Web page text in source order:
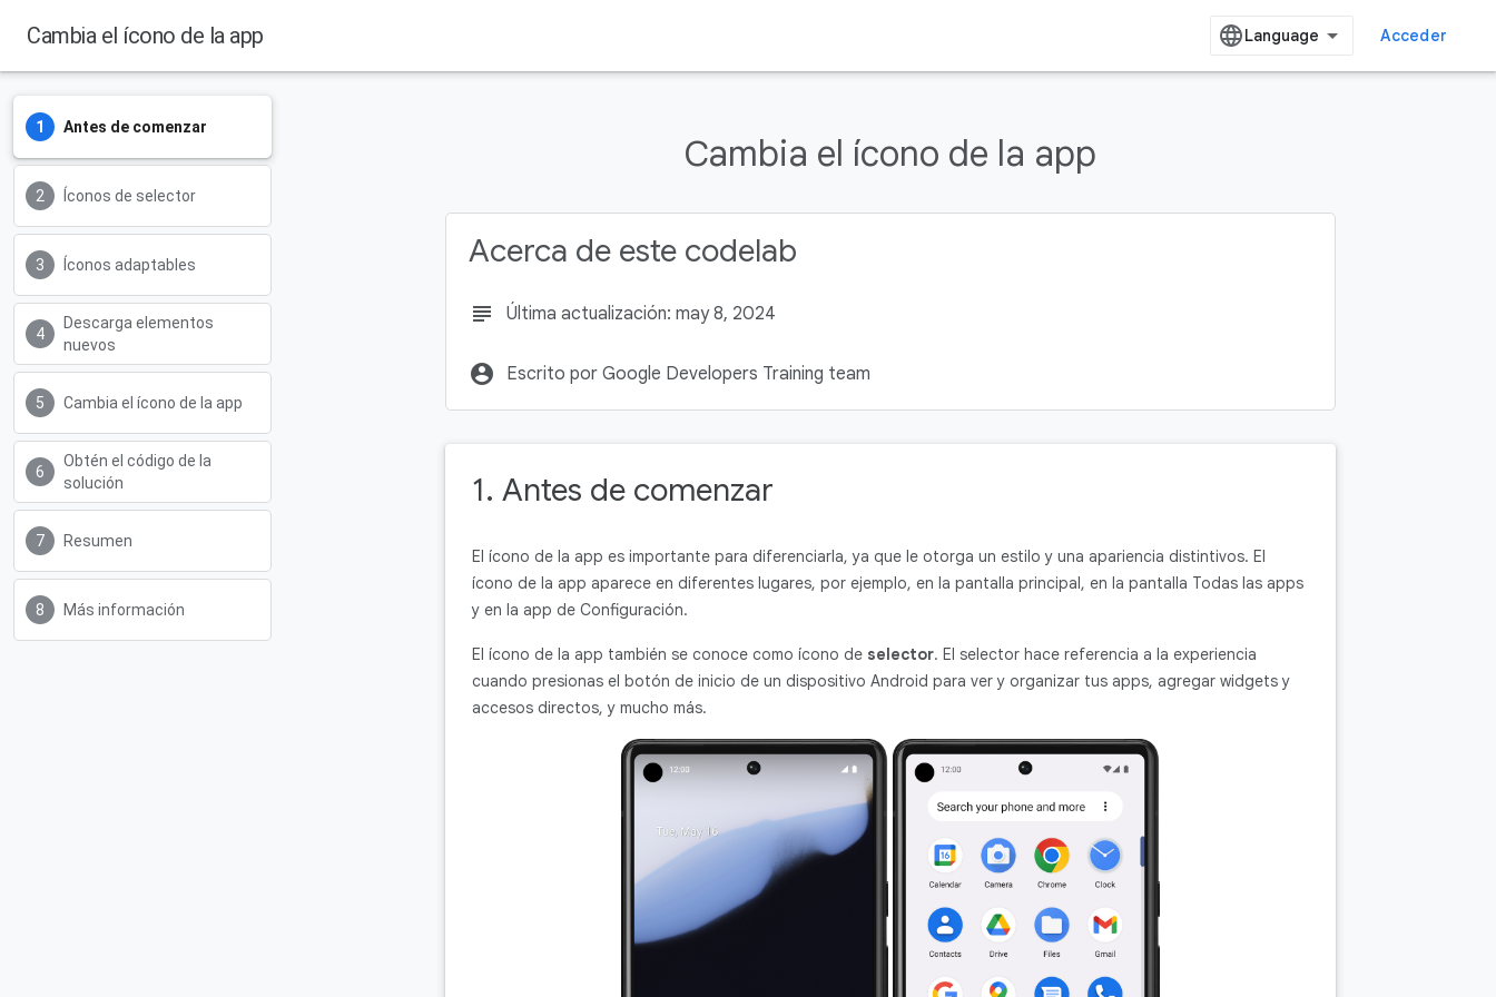
Cambia el ícono de la app Acceder
Antes de comenzar
Íconos de selector
Íconos adaptables
Descarga elementos
nuevos
Cambia el ícono de la app
Obtén el código de la
solución
Resumen
Más información
Cambia el ícono de la app
Acerca de este codelab
subject Última actualización: may 8, 2024
account_circle Escrito por Google Developers Training team
1. Antes de comenzar
El ícono de la app es importante para diferenciarla, ya que le otorga un estilo y una apariencia distintivos. El
ícono de la app aparece en diferentes lugares, por ejemplo, en la pantalla principal, en la pantalla Todas las apps
y en la app de Configuración.
El ícono de la app también se conoce como ícono de selector. El selector hace referencia a la experiencia
cuando presionas el botón de inicio de un dispositivo Android para ver y organizar tus apps, agregar widgets y
accesos directos, y mucho más.